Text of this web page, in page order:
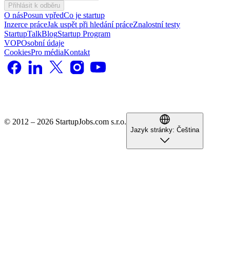
Přihlásit k odběru
O násPosun vpředCo je startup
Inzerce práceJak uspět při hledání práceZnalostní testy
StartupTalkBlogStartup Program
VOPOsobní údaje
CookiesPro médiaKontakt
© 2012 – 2026 StartupJobs.com s.r.o.
Jazyk stránky: Čeština